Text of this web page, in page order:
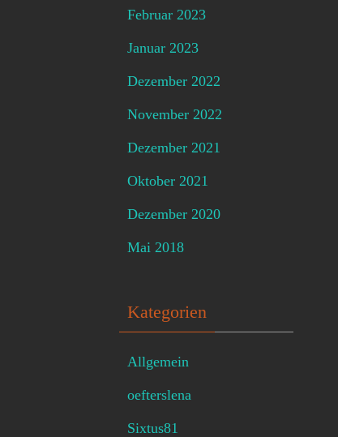
Februar 2023
Januar 2023
Dezember 2022
November 2022
Dezember 2021
Oktober 2021
Dezember 2020
Mai 2018
Kategorien
Allgemein
oefterslena
Sixtus81